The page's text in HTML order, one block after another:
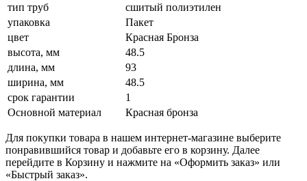
тип труб
сшитый полиэтилен
упаковка
Пакет
цвет
Красная Бронза
высота, мм
48.5
длина, мм
93
ширина, мм
48.5
срок гарантии
1
Основной материал
Красная бронза
Для покупки товара в нашем интернет-магазине выберите
понравившийся товар и добавьте его в корзину. Далее
перейдите в Корзину и нажмите на «Оформить заказ» или
«Быстрый заказ».